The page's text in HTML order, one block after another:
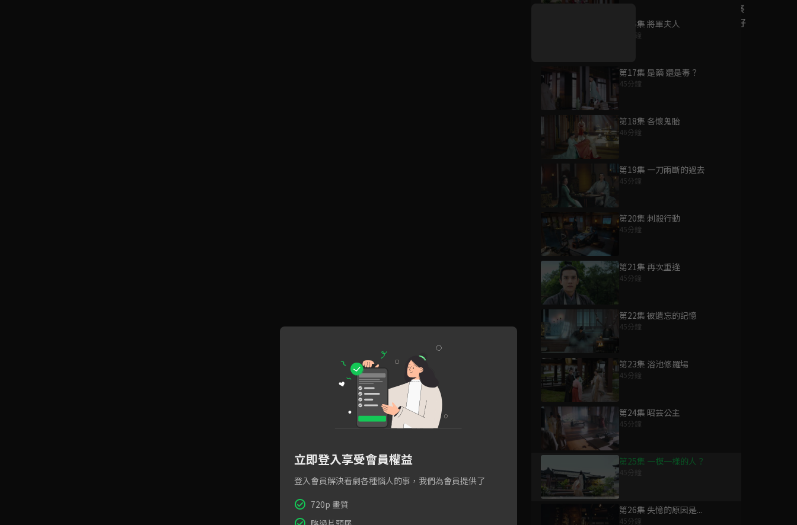
第16集 將軍夫人
45分鐘
第17集 是藥 還是毒？
45分鐘
第18集 各懷鬼胎
46分鐘
第19集 一刀兩斷的過去
45分鐘
第20集 刺殺行動
45分鐘
第21集 再次重逢
45分鐘
第22集 被遺忘的記憶
45分鐘
第23集 浴池修羅場
45分鐘
第24集 昭芸公主
45分鐘
第25集 一模一樣的人？
第26集 失憶的原因是...
45分鐘
7/21-8/20，盛夏追劇祭
升級VIP最優惠！獨家好
立即登入享受會員權益
登入會員解決看劇各種惱人的事，我們為會員提供了
720p 畫質